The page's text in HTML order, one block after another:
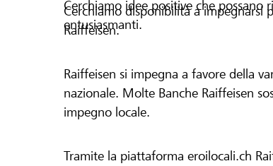
Cerchiamo idee positive che
entusiasmanti.
Cerchiamo disponibilità a impegnarsi
Raiffeisen.
Raiffeisen si impegna a favore della
nazionale. Molte Banche Raiffeisen
impegno locale.
Tramite la piattaforma eroilocali.ch